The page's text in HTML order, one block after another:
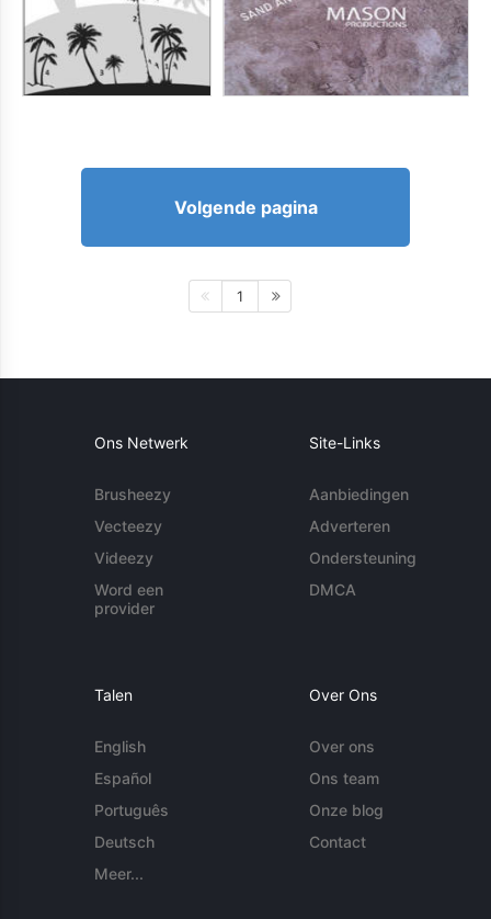
Volgende pagina
1
Ons Netwerk
Brusheezy
Vecteezy
Videezy
Word een
provider
Site-Links
Aanbiedingen
Adverteren
Ondersteuning
DMCA
Talen
English
Español
Português
Deutsch
Meer...
Over Ons
Over ons
Ons team
Onze blog
Contact